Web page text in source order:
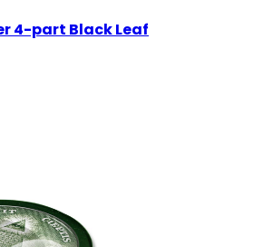
4-part Black Leaf